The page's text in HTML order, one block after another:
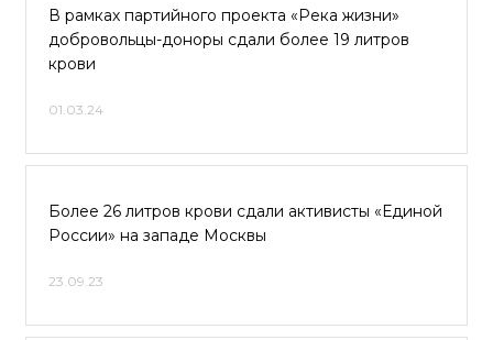
В рамках партийного проекта «Река жизни»
добровольцы-доноры сдали более 19 литров
крови
01.03.24
Более 26 литров крови сдали активисты «Единой
России» на западе Москвы
23.09.23